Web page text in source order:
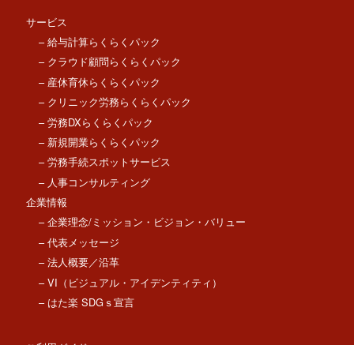
サービス
– 給与計算らくらくパック
– クラウド顧問らくらくパック
– 産休育休らくらくパック
– クリニック労務らくらくパック
– 労務DXらくらくパック
– 新規開業らくらくパック
– 労務手続スポットサービス
– 人事コンサルティング
企業情報
– 企業理念/ミッション・ビジョン・バリュー
– 代表メッセージ
– 法人概要／沿革
– VI（ビジュアル・アイデンティティ）
– はた楽 SDGｓ宣言